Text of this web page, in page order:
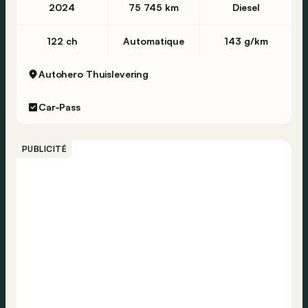
2024 75 745 km Diesel
122 ch Automatique 143 g/km
Autohero Thuislevering
Car-Pass
PUBLICITÉ